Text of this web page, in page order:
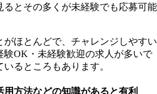
とその多くが未経験でも応募可能
ほとんどで、チャレンジしやすい
験OK・未経験歓迎の求人が多いで
るところもあります。
方法などの知識があると有利